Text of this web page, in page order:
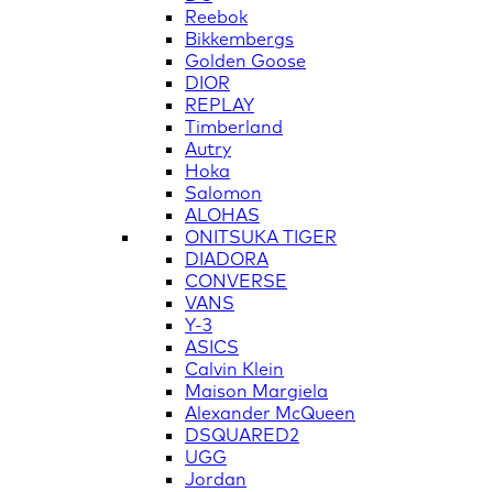
Reebok
Bikkembergs
Golden Goose
DIOR
REPLAY
Timberland
Autry
Hoka
Salomon
ALOHAS
ONITSUKA TIGER
DIADORA
CONVERSE
VANS
Y-3
ASICS
Calvin Klein
Maison Margiela
Alexander McQueen
DSQUARED2
UGG
Jordan